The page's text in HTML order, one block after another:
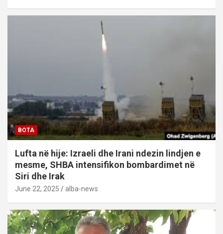
BOTA
Lufta në hije: Izraeli dhe Irani ndezin lindjen e
mesme, SHBA intensifikon bombardimet në
Siri dhe Irak
June 22, 2025 alba-news